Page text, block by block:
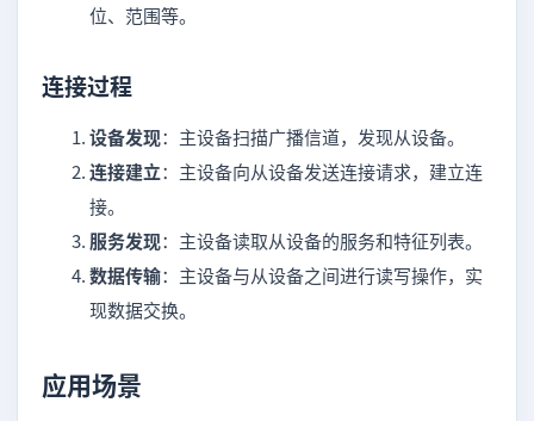
位、范围等。
连接过程
设备发现：主设备扫描广播信道，发现从设备。
连接建立：主设备向从设备发送连接请求，建立连
接。
服务发现：主设备读取从设备的服务和特征列表。
数据传输：主设备与从设备之间进行读写操作，实
现数据交换。
应用场景